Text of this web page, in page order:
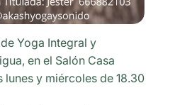
Yoga Integral y
en el Salón Casa
y miércoles de 18.30